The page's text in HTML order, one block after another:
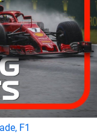
F1